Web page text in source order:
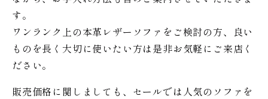
す。
ワンランク上の本革レザーソファをご検討の方、良い
ものを長く大切に使いたい方は是非お気軽にご来店く
ださい。
販売価格に関しましても、セールでは人気のソファを